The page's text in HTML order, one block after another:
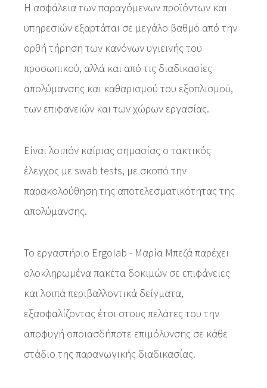
Η ασφάλεια των παραγόμενων προϊόντων και
υπηρεσιών εξαρτάται σε μεγάλο βαθμό από την
ορθή τήρηση των κανόνων υγιεινής του
προσωπικού, αλλά και από τις διαδικασίες
απολύμανσης και καθαρισμού του εξοπλισμού,
των επιφανειών και των χώρων εργασίας.
Είναι λοιπόν καίριας σημασίας ο τακτικός
έλεγχος με swab tests, με σκοπό την
παρακολούθηση της αποτελεσματικότητας της
απολύμανσης.
Το εργαστήριο Ergolab - Μαρία Μπεζά παρέχει
ολοκληρωμένα πακέτα δοκιμών σε επιφάνειες
και λοιπά περιβαλλοντικά δείγματα,
εξασφαλίζοντας έτσι στους πελάτες του την
αποφυγή οποιασδήποτε επιμόλυνσης σε κάθε
στάδιο της παραγωγικής διαδικασίας.